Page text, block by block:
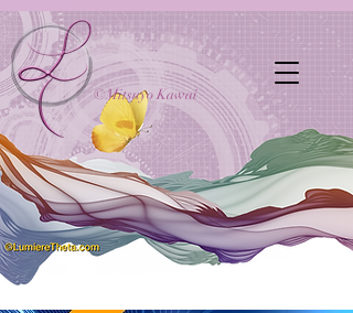
©Mitsuyo Kawai